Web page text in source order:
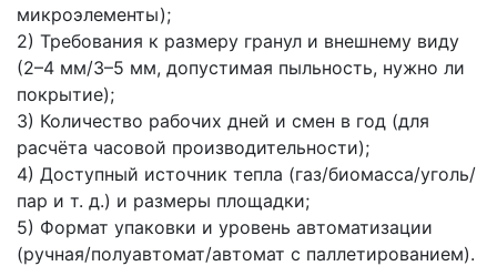
микроэлементы);
2) Требования к размеру гранул и внешнему виду
(2–4 мм/3–5 мм, допустимая пыльность, нужно ли
покрытие);
3) Количество рабочих дней и смен в год (для
расчёта часовой производительности);
4) Доступный источник тепла (газ/биомасса/уголь/
пар и т. д.) и размеры площадки;
5) Формат упаковки и уровень автоматизации
(ручная/полуавтомат/автомат с паллетированием).